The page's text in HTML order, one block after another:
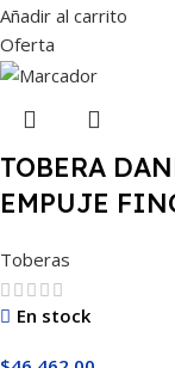
Añadir al carrito
Oferta
TOBERA
EMPUJE
Toberas
En stock